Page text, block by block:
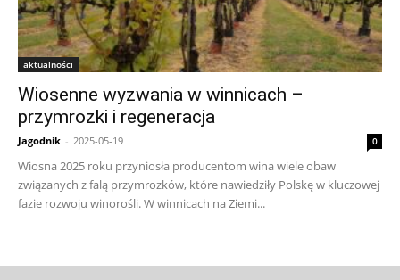
aktualności
Wiosenne wyzwania w winnicach –
przymrozki i regeneracja
Jagodnik - 2025-05-19 0
Wiosna 2025 roku przyniosła producentom wina wiele obaw
związanych z falą przymrozków, które nawiedziły Polskę w kluczowej
fazie rozwoju winorośli. W winnicach na Ziemi...